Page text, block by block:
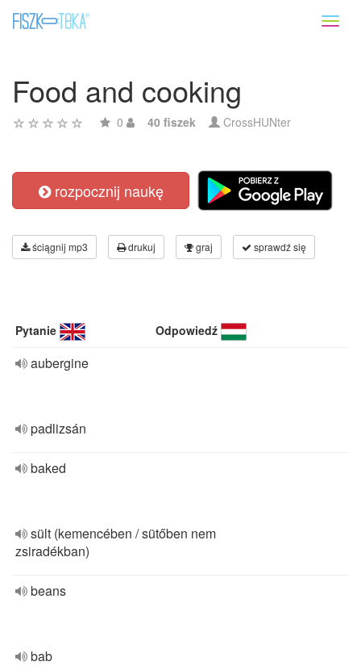
Food and cooking
0 40 fiszek CrossHUNter
rozpocznij naukę
ściągnij mp3 drukuj graj sprawdź się
Pytanie Odpowiedź
aubergine
padlizsán
baked
sült (kemencében / sütőben nem
zsiradékban)
beans
bab